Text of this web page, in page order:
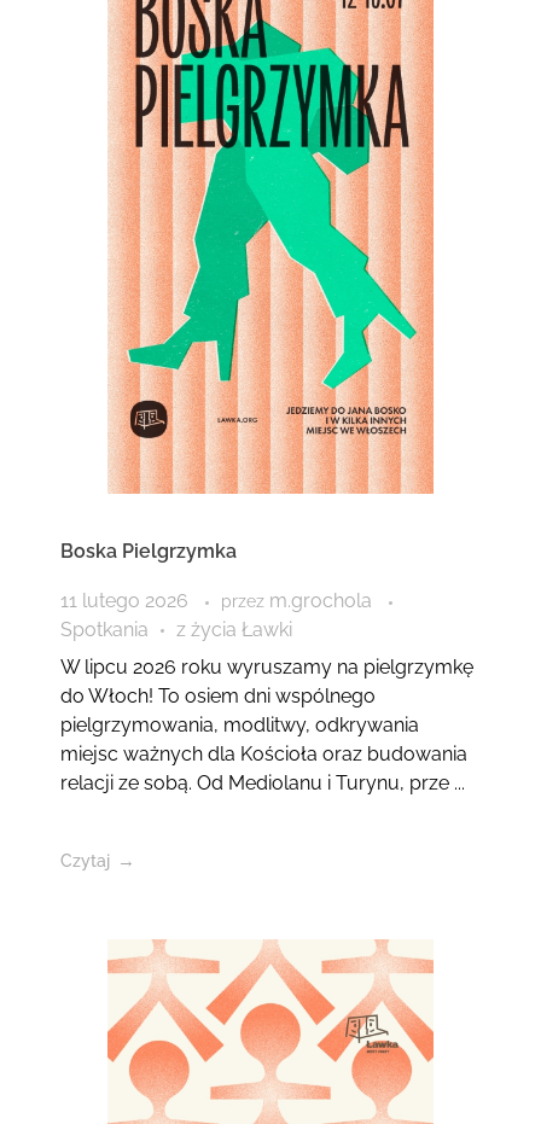
Boska Pielgrzymka
11 lutego 2026 przez m.grochola
Spotkania
z życia Ławki
W lipcu 2026 roku wyruszamy na pielgrzymkę
do Włoch! To osiem dni wspólnego
pielgrzymowania, modlitwy, odkrywania
miejsc ważnych dla Kościoła oraz budowania
relacji ze sobą. Od Mediolanu i Turynu, prze ...
Czytaj